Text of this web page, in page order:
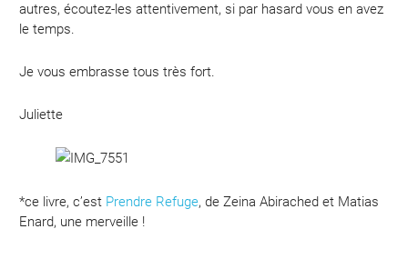
autres, écoutez-les attentivement, si par hasard vous en avez
le temps.
Je vous embrasse tous très fort.
Juliette
*ce livre, c’est Prendre Refuge, de Zeina Abirached et Matias
Enard, une merveille !